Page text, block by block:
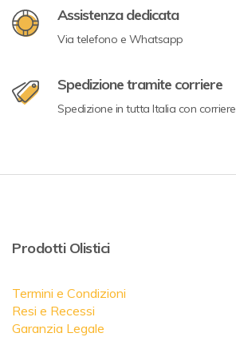
Assistenza dedicata
Via telefono e Whatsapp
Spedizione tramite corriere
Spedizione in tutta Italia con corriere
Prodotti Olistici
Termini e Condizioni
Resi e Recessi
Garanzia Legale